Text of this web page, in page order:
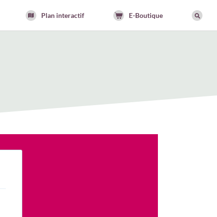
Plan interactif E-Boutique